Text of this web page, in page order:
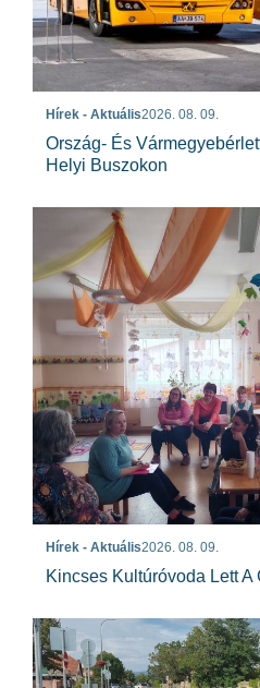
Hírek - Aktuális2026. 08. 09.
Ország- És
Helyi Buszokon
Hírek - Aktuális2026. 08. 09.
Kincses Kultúróvoda Lett